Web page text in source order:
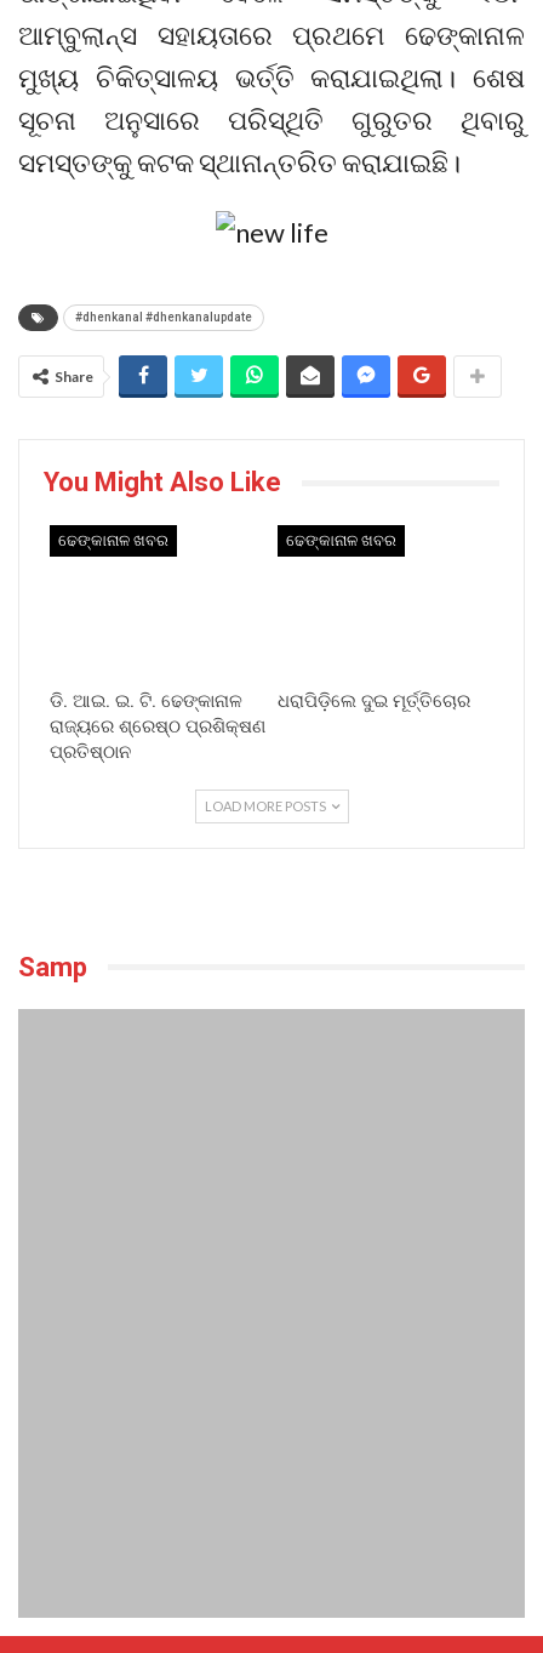
ଆମ୍ବୁଲାନ୍ସ ସହାୟତାରେ ପ୍ରଥମେ ଢେଙ୍କାନାଳ
ମୁଖ୍ୟ ଚିକିତ୍ସାଳୟ ଭର୍ତ୍ତି କରାଯାଇଥିଲା। ଶେଷ
ସୂଚନା ଅନୁସାରେ ପରିସ୍ଥିତି ଗୁରୁତର ଥିବାରୁ
ସମସ୍ତଙ୍କୁ କଟକ ସ୍ଥାନାନ୍ତରିତ କରାଯାଇଛି।
#dhenkanal #dhenkanalupdate
Share
You Might Also Like
ଢେଙ୍କାନାଳ ଖବର
ଡି. ଆଇ. ଇ. ଟି. ଢେଙ୍କାନାଳ
ରାଜ୍ୟରେ ଶ୍ରେଷ୍ଠ ପ୍ରଶିକ୍ଷଣ
ପ୍ରତିଷ୍ଠାନ
ଢେଙ୍କାନାଳ ଖବର
ଧରାପିଡ଼ିଲେ ଦୁଇ ମୂର୍ତ୍ତିଚୋର
LOAD MORE POSTS
Samp